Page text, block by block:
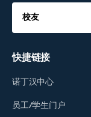
校友
快捷链接
诺丁汉中心
员工/学生门户